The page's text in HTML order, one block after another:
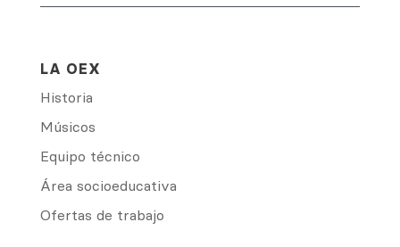
LA OEX
Historia
Músicos
Equipo técnico
Área socioeducativa
Ofertas de trabajo